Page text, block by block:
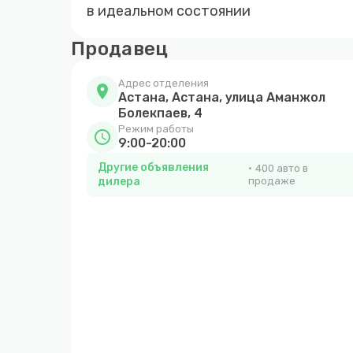
в идеальном состоянии
Продавец
location_on Адрес отделения
Астана, Астана, улица Аманжол
Болекпаев, 4
schedule Режим работы
9:00-20:00
Другие объявления
дилера
400 авто в
продаже